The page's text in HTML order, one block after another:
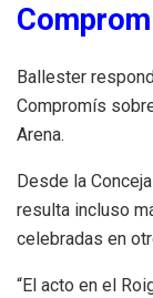
Ballester
Compromís
Arena.
Desde la
resulta incluso
celebradas en
“El acto en el